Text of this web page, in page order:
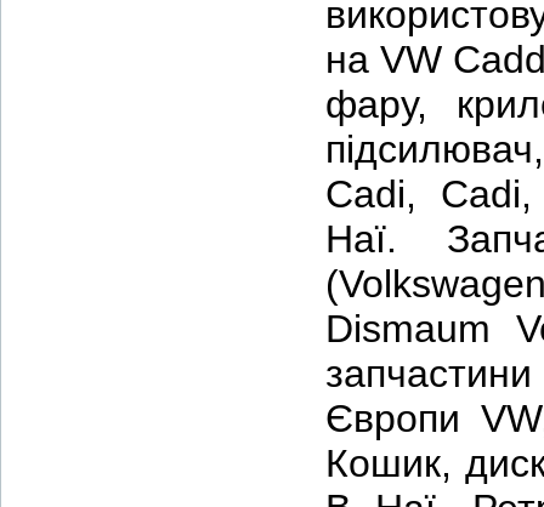
на VW
фару,
Cadi,
Наї.
Dismaum
Європи
Кошик,